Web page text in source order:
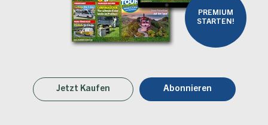
PREMIUM
STARTEN!
Jetzt Kaufen Abonnieren